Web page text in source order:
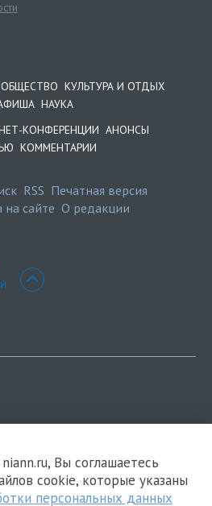
ОБЩЕСТВО КУЛЬТУРА И ОТДЫХ
НАУКА
КОНФЕРЕНЦИИ АНОНСЫ
КОММЕНТАРИИ
RSS Печатная версия
на сайте О редакции
Вы соглашаетесь
cookie, которые указаны
персональных данных